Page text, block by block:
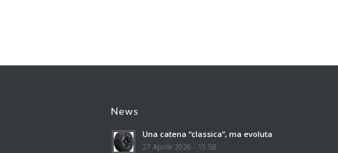
News
Una catena “classica”, ma evoluta
27 Aprile 2026 - 15:58